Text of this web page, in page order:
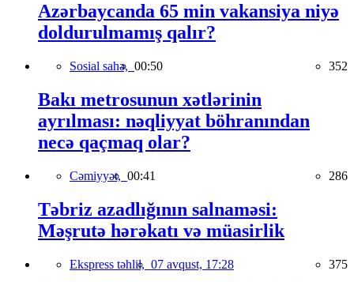
Azərbaycanda 65 min vakansiya niyə
doldurulmamış qalır?
Sosial sahə, 00:50 352
Bakı metrosunun xətlərinin
ayrılması: nəqliyyat böhranından
necə qaçmaq olar?
Cəmiyyət, 00:41 286
Təbriz azadlığının salnaməsi:
Məşrutə hərəkatı və müasirlik
Ekspress təhlil, 07 avqust, 17:28 375